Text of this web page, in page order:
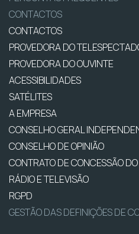
CONTACTOS
CONTACTOS
PROVEDORA DO
PROVEDORA DO OUVINTE
ACESSIBILIDADES
SATÉLITES
A EMPRESA
CONSELHO GERAL
CONSELHO DE OPINIÃO
CONTRATO DE CONCESSÃO
RÁDIO E TELEVISÃO
RGPD
GESTÃO DAS DEFINIÇÕES DE